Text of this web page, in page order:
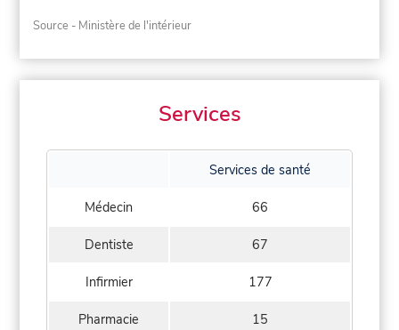
Source - Ministère de l'intérieur
Services
Services de santé
Médecin 66
Dentiste 67
Infirmier 177
Pharmacie 15